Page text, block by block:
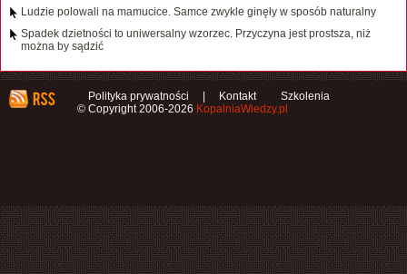
Ludzie polowali na mamucice. Samce zwykle ginęły w sposób naturalny
Spadek dzietności to uniwersalny wzorzec. Przyczyna jest prostsza, niż
można by sądzić
Polityka prywatności Kontakt
Szkolenia
© Copyright 2006-2026 KopalniaWiedzy.pl